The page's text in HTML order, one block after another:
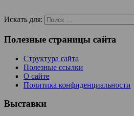
Искать для:
Полезные страницы сайта
Структура сайта
Полезные ссылки
О сайте
Политика конфиденциальности
Выставки